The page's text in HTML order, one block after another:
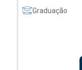
Graduação